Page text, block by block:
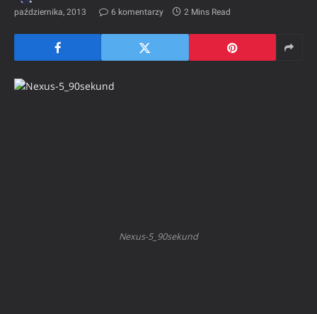
października, 2013
6 komentarzy 2 Mins Read
Nexus-5_90sekund